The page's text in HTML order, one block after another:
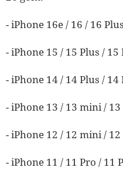
- iPhone 16e / 16 / 16
- iPhone 15 / 15 Plus /
- iPhone 14 / 14 Plus /
- iPhone 13 / 13 mini /
- iPhone 12 / 12 mini /
- iPhone 11 / 11 Pro / 11